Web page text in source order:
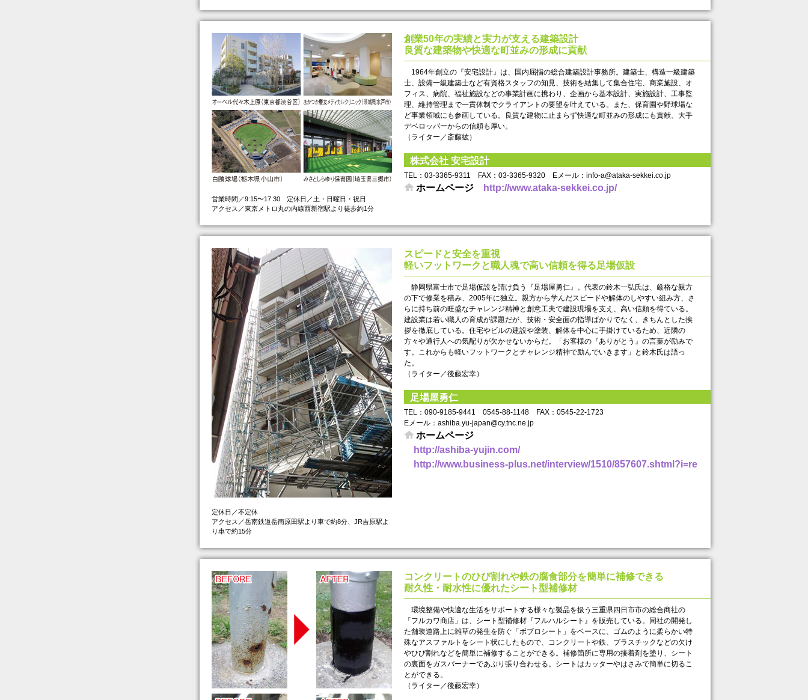
営業時間／9:15〜17:30 定休日／土・日曜日・祝日
アクセス／東京メトロ丸の内線西新宿駅より徒歩約1分
創業50年の実績と実力が支える建築設計
良質な建築物や快適な町並みの形成に貢献
1964年創立の『安宅設計』は、国内屈指の総合建築設計事務所。建築士、構造一級建築
士、設備一級建築士など有資格スタッフの知見、技術を結集して集合住宅、商業施設、オ
フィス、病院、福祉施設などの事業計画に携わり、企画から基本設計、実施設計、工事監
理、維持管理まで一貫体制でクライアントの要望を叶えている。また、保育園や野球場な
ど事業領域にも参画している。良質な建物に止まらず快適な町並みの形成にも貢献、大手
デベロッパーからの信頼も厚い。
（ライター／斎藤紘）
株式会社 安宅設計
TEL： 03-3365-9311 FAX： 03-3365-9320 Eメール：info-a@ataka-sekkei.co.jp
ホームページ http://www.ataka-sekkei.co.jp/
定休日／不定休
アクセス／岳南鉄道岳南原田駅より車で約8分、JR吉原駅よ
り車で約15分
スピードと安全を重視
軽いフットワークと職人魂で高い信頼を得る足場仮設
静岡県富士市で足場仮設を請け負う『足場屋勇仁』。代表の鈴木一弘氏は、厳格な親方
の下で修業を積み、2005年に独立。親方から学んだスピードや解体のしやすい組み方、さ
らに持ち前の旺盛なチャレンジ精神と創意工夫で建設現場を支え、高い信頼を得ている。
建設業は若い職人の育成が課題だが、技術・安全面の指導ばかりでなく、きちんとした挨
拶を徹底している。住宅やビルの建設や塗装、解体を中心に手掛けているため、近隣の
方々や通行人への気配りが欠かせないからだ。「お客様の『ありがとう』の言葉が励みで
す。これからも軽いフットワークとチャレンジ精神で励んでいきます」と鈴木氏は語っ
た。
（ライター／後藤宏幸）
足場屋勇仁
TEL： 090-9185-9441 0545-88-1148 FAX： 0545-22-1723
Eメール：ashiba.yu-japan@cy.tnc.ne.jp
ホームページ
http://ashiba-yujin.com/
http://www.business-plus.net/interview/1510/857607.shtml?i=re
コンクリートのひび割れや鉄の腐食部分を簡単に補修できる
耐久性・耐水性に優れたシート型補修材
環境整備や快適な生活をサポートする様々な製品を扱う三重県四日市市の総合商社の
「フルカワ商店」は、シート型補修材『フルハルシート』を販売している。同社の開発し
た舗装道路上に雑草の発生を防ぐ「ボブロシート」をベースに、ゴムのように柔らかい特
殊なアスファルトをシート状にしたもので、コンクリートや鉄、プラスチックなどの欠け
やひび割れなどを簡単に補修することができる。補修箇所に専用の接着剤を塗り、シート
の裏面をガスバーナーであぶり張り合わせる。シートはカッターやはさみで簡単に切るこ
とができる。
（ライター／後藤宏幸）